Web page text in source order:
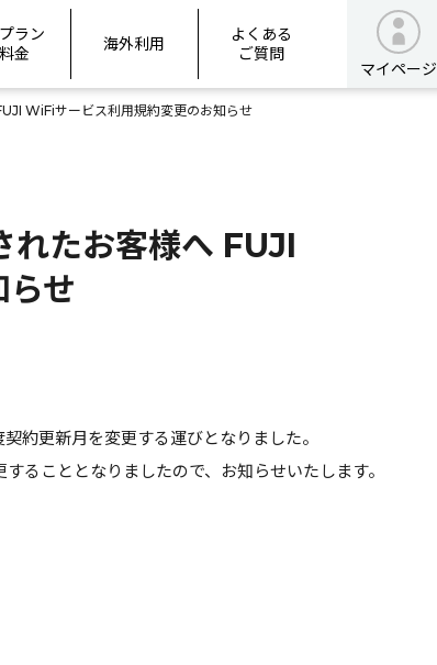
ラン
金
海外利用
よくある
ご質問
マイページ
WiFiサービス利用規約変更のお知らせ
れたお客様へ FUJI
せ
約更新月を変更する運びとなりました。
ることとなりましたので、お知らせいたします。